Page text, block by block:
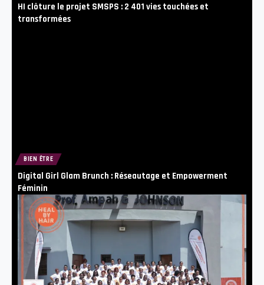
HI clôture le projet SMSPS : 2 401 vies touchées et
transformées
BIEN ÊTRE
Digital Girl Glam Brunch : Réseautage et Empowerment
Féminin